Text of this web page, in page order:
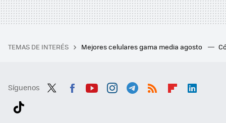
TEMAS DE INTERÉS Mejores celulares gama media agosto
Síguenos